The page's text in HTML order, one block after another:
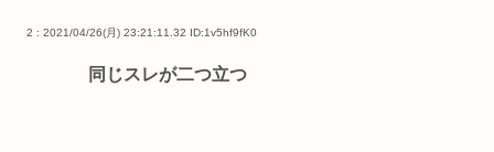
2 : 2021/04/26(月) 23:21:11.32 ID:1v5hf9fK0
同じスレが二つ立つ